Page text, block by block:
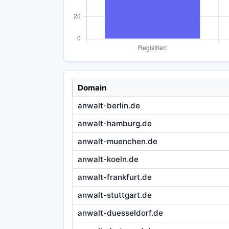
Domain
anwalt-berlin.de
anwalt-hamburg.de
anwalt-muenchen.de
anwalt-koeln.de
anwalt-frankfurt.de
anwalt-stuttgart.de
anwalt-duesseldorf.de